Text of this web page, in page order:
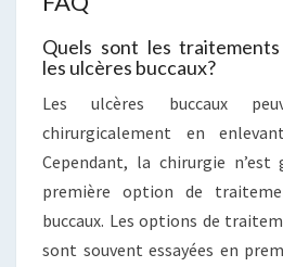
Quels sont les
les ulcères buccaux?
Les ulcères buccaux
chirurgicalement en
Cependant, la chirurgie
première option de
buccaux. Les options de
sont souvent essayées en